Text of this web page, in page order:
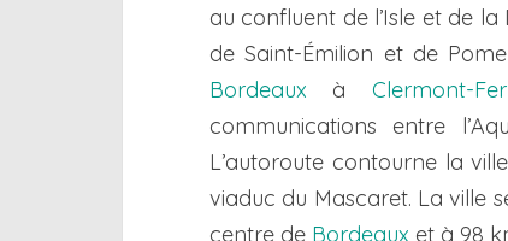
au confluent de l’Isle et de
de Saint-Émilion et de
Bordeaux à Clermont-
communications entre
L’autoroute contourne la
viaduc du Mascaret. La ville
centre de Bordeaux et à 98